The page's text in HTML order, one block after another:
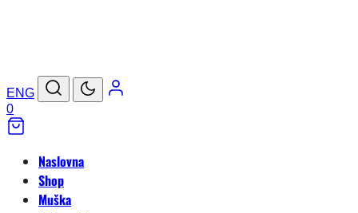
ENG
0
Naslovna
Shop
Muška